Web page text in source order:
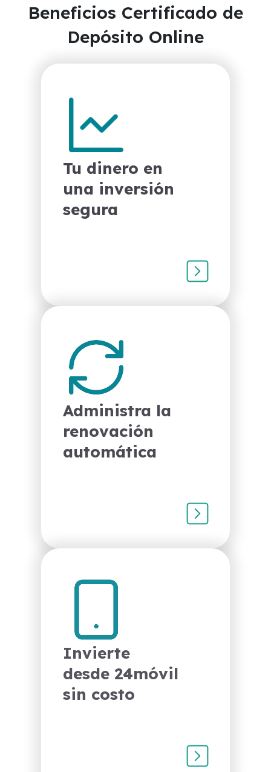
Beneficios Certificado de
Depósito Online
Tu dinero en
una inversión
segura
exclusivas en línea
Administra la
renovación
automática
cuando quieras en
24móvil y 24online,
mientras tu
inversión esté
Invierte
desde 24móvil
sin costo
mínimo de 31 días
plazo.